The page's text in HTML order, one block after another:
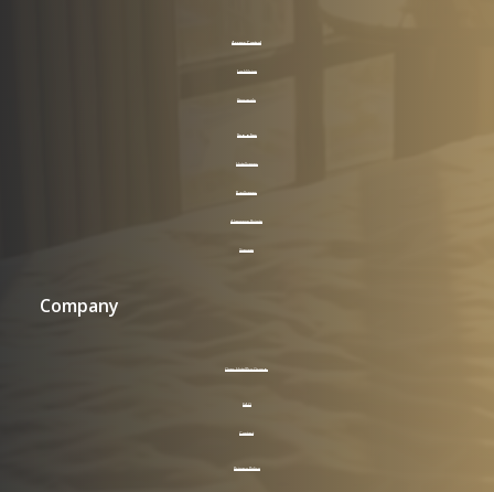
Access Control
LockVision
Keycards
Supplies
Hotelkamer
Badkamer
Algemene Ruimte
Signage
Company
Over HotelPro Group
FAQ
Contact
Privacy Policy